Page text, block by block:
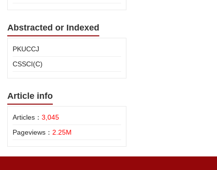
Abstracted or Indexed
PKUCCJ
CSSCI(C)
Article info
Articles： 3,045
Pageviews： 2.25M